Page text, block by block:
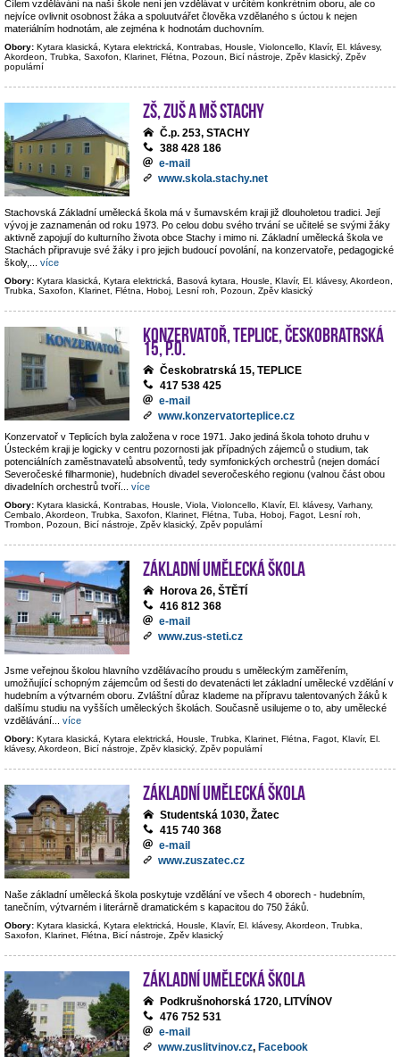
Cílem vzdělávání na naší škole není jen vzdělávat v určitém konkrétním oboru, ale co
nejvíce ovlivnit osobnost žáka a spoluutvářet člověka vzdělaného s úctou k nejen
materiálním hodnotám, ale zejména k hodnotám duchovním.
Obory: Kytara klasická, Kytara elektrická, Kontrabas, Housle, Violoncello, Klavír, El. klávesy,
Akordeon, Trubka, Saxofon, Klarinet, Flétna, Pozoun, Bicí nástroje, Zpěv klasický, Zpěv
populární
ZŠ, ZUŠ a MŠ Stachy
Č.p. 253, STACHY
388 428 186
e-mail
www.skola.stachy.net
Stachovská Základní umělecká škola má v šumavském kraji již dlouholetou tradici. Její
vývoj je zaznamenán od roku 1973. Po celou dobu svého trvání se učitelé se svými žáky
aktivně zapojují do kulturního života obce Stachy i mimo ni. Základní umělecká škola ve
Stachách připravuje své žáky i pro jejich budoucí povolání, na konzervatoře, pedagogické
školy,
více
Obory: Kytara klasická, Kytara elektrická, Basová kytara, Housle, Klavír, El. klávesy, Akordeon,
Trubka, Saxofon, Klarinet, Flétna, Hoboj, Lesní roh, Pozoun, Zpěv klasický
Konzervatoř, Teplice, Českobratrská
15, p.o.
Českobratrská 15, TEPLICE
417 538 425
e-mail
www.konzervatorteplice.cz
Konzervatoř v Teplicích byla založena v roce 1971. Jako jediná škola tohoto druhu v
Ústeckém kraji je logicky v centru pozornosti jak případných zájemců o studium, tak
potenciálních zaměstnavatelů absolventů, tedy symfonických orchestrů (nejen domácí
Severočeské filharmonie), hudebních divadel severočeského regionu (valnou část obou
divadelních orchestrů tvoří
více
Obory: Kytara klasická, Kontrabas, Housle, Viola, Violoncello, Klavír, El. klávesy, Varhany,
Cembalo, Akordeon, Trubka, Saxofon, Klarinet, Flétna, Tuba, Hoboj, Fagot, Lesní roh,
Trombon, Pozoun, Bicí nástroje, Zpěv klasický, Zpěv populární
Základní umělecká škola
Horova 26, ŠTĚTÍ
416 812 368
e-mail
www.zus-steti.cz
Jsme veřejnou školou hlavního vzdělávacího proudu s uměleckým zaměřením,
umožňující schopným zájemcům od šesti do devatenácti let základní umělecké vzdělání v
hudebním a výtvarném oboru. Zvláštní důraz klademe na přípravu talentovaných žáků k
dalšímu studiu na vyšších uměleckých školách. Současně usilujeme o to, aby umělecké
vzdělávání
více
Obory: Kytara klasická, Kytara elektrická, Housle, Trubka, Klarinet, Flétna, Fagot, Klavír, El.
klávesy, Akordeon, Bicí nástroje, Zpěv klasický, Zpěv populární
Základní umělecká škola
Studentská 1030, Žatec
415 740 368
e-mail
www.zuszatec.cz
Naše základní umělecká škola poskytuje vzdělání ve všech 4 oborech - hudebním,
tanečním, výtvarném i literárně dramatickém s kapacitou do 750 žáků.
Obory: Kytara klasická, Kytara elektrická, Housle, Klavír, El. klávesy, Akordeon, Trubka,
Saxofon, Klarinet, Flétna, Bicí nástroje, Zpěv klasický
Základní umělecká škola
Podkrušnohorská 1720, LITVÍNOV
476 752 531
e-mail
www.zuslitvinov.cz, Facebook